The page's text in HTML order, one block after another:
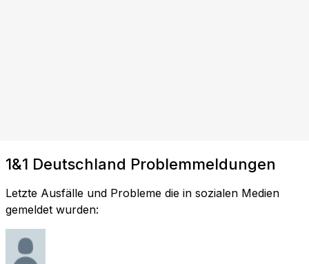
1&1 Deutschland Problemmeldungen
Letzte Ausfälle und Probleme die in sozialen Medien
gemeldet wurden: